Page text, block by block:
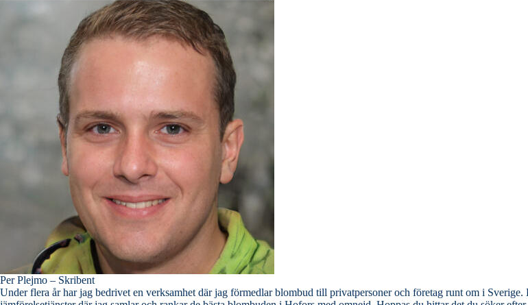
Per Plejmo – Skribent
Under flera år har jag bedrivet en verksamhet där jag förmedlar blombud till privatpersoner och företag runt om i Sverige. Detta är en av mina